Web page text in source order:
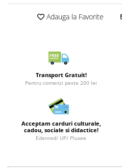
Geek Stuff
Decoratiuni
Studio Ghibli/My Neighbor
Totoro/Kiki etc
Adauga la Favorite
Transport Gratuit!
Pentru comenzi peste 200 lei
Acceptam carduri culturale,
cadou, sociale si didactice!
Edenred/ UP/ Pluxee